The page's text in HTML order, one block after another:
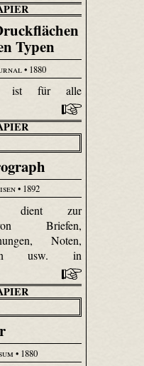
Typen
• 1880
ist für alle
• 1892
dient zur
Briefen,
Noten,
usw. in
• 1880